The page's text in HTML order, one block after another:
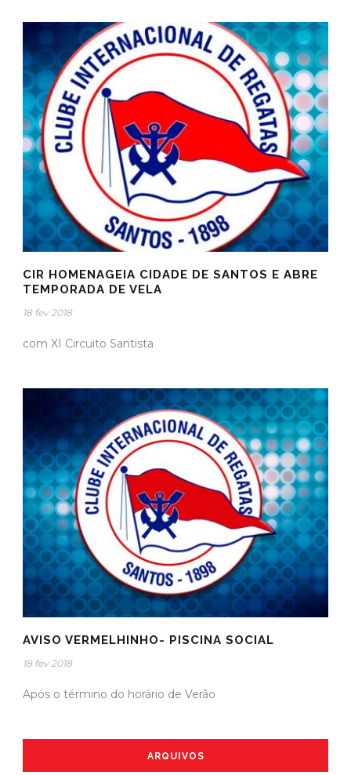
CIR HOMENAGEIA CIDADE DE SANTOS E ABRE
TEMPORADA DE VELA
18 fev 2018
com XI Circuito Santista
AVISO VERMELHINHO- PISCINA SOCIAL
18 fev 2018
Após o término do horário de Verão
ARQUIVOS